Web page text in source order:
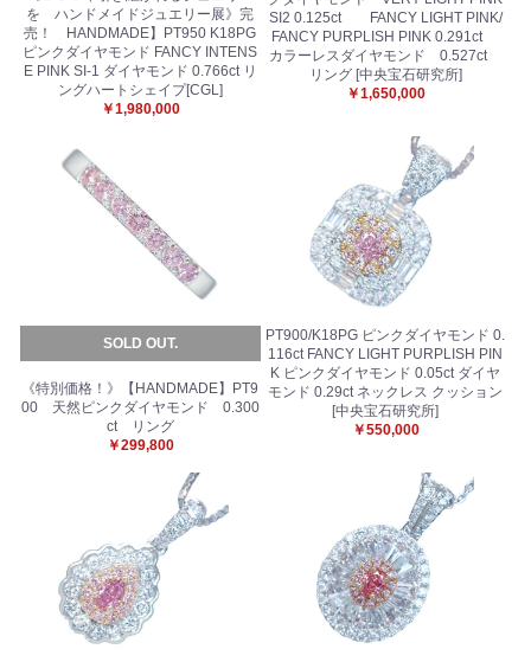
を ハンドメイドジュエリー展》完
売！ HANDMADE】PT950 K18PG
ピンクダイヤモンド FANCY INTENS
E PINK SI-1 ダイヤモンド 0.766ct リ
ングハートシェイプ[CGL]
￥1,980,000
SI2 0.125ct FANCY LIGHT PINK/
FANCY PURPLISH PINK 0.291ct
カラーレスダイヤモンド 0.527ct
リング [中央宝石研究所]
￥1,650,000
SOLD OUT.
《特別価格！》【HANDMADE】PT9
00 天然ピンクダイヤモンド 0.300
ct リング
￥299,800
PT900/K18PG ピンクダイヤモンド 0.
116ct FANCY LIGHT PURPLISH PIN
K ピンクダイヤモンド 0.05ct ダイヤ
モンド 0.29ct ネックレス クッション
[中央宝石研究所]
￥550,000